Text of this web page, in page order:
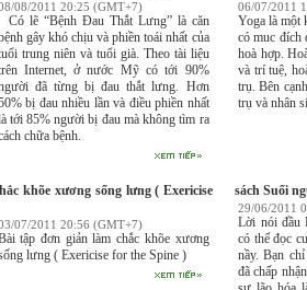
08/2011 20:25 (GMT+7)
Có lẽ “Bệnh Đau Thắt Lưng” là căn
gây khó chịu và phiền toái nhất của
trung niên và tuổi già. Theo tài liệu
Internet, ở nước Mỹ có tới 90%
đã từng bị đau thắt lưng. Hơn
bị đau nhiều lần và điều phiền nhất
tới 85% người bị đau mà không tìm ra
chữa bệnh.
06/07/2011
Yoga là một
có muc đích
hoà hợp.
và trí tuệ,
trụ. Bên
trụ và nhân
khõe xương sống lưng ( Exericise
07/2011 20:56 (GMT+7)
tập đơn giản làm chắc khõe xương
lưng ( Exericise for the Spine )
sách Suối
29/06/2011
Lời nói đầu
có thể đọc
nầy. Bạn
đã chấp